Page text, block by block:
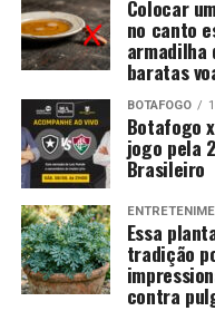
Colocar
no canto
baratas
BOTAFOGO
Botafogo
jogo pela
Brasileiro
Essa
tradição
contra